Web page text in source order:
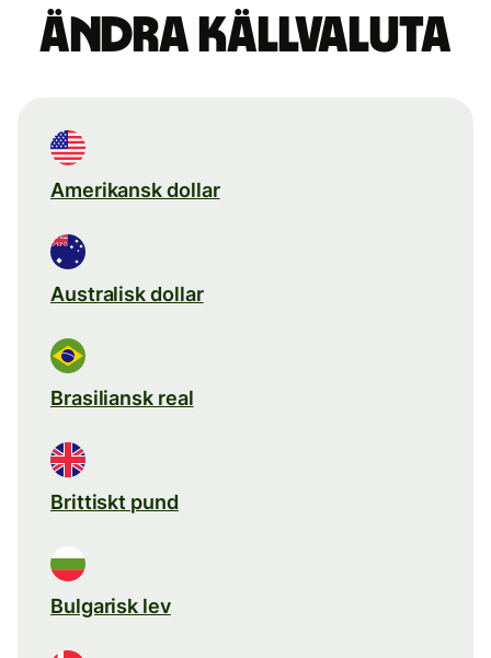
Ändra källvaluta
Amerikansk dollar
Australisk dollar
Brasiliansk real
Brittiskt pund
Bulgarisk lev